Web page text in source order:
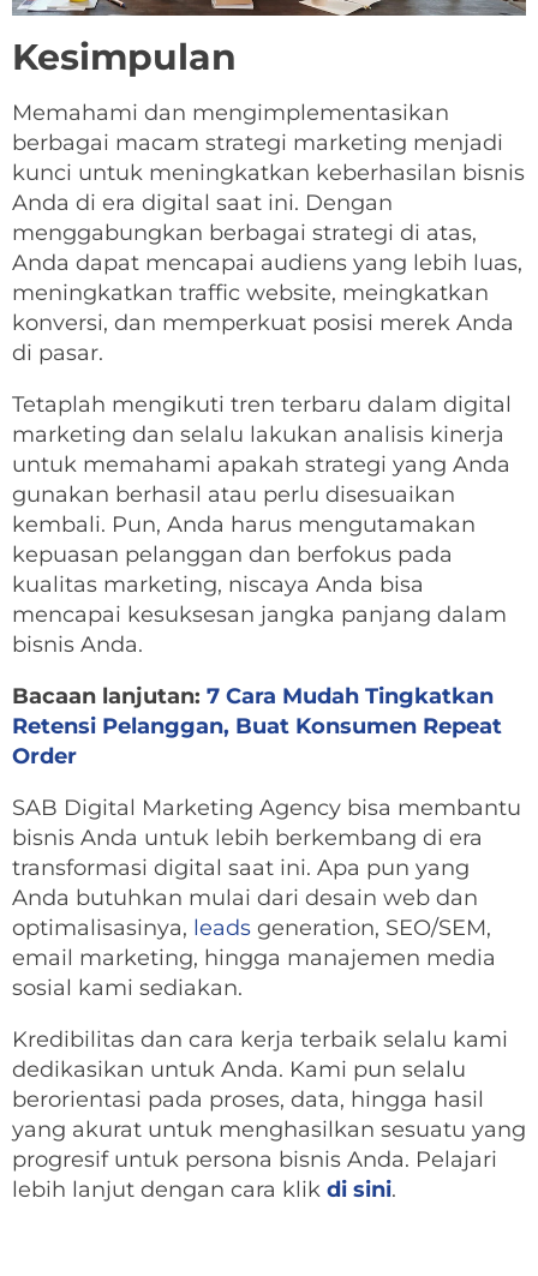
Kesimpulan
Memahami dan mengimplementasikan
berbagai macam strategi marketing menjadi
kunci untuk meningkatkan keberhasilan bisnis
Anda di era digital saat ini. Dengan
menggabungkan berbagai strategi di atas,
Anda dapat mencapai audiens yang lebih luas,
meningkatkan traffic website, meingkatkan
konversi, dan memperkuat posisi merek Anda
di pasar.
Tetaplah mengikuti tren terbaru dalam digital
marketing dan selalu lakukan analisis kinerja
untuk memahami apakah strategi yang Anda
gunakan berhasil atau perlu disesuaikan
kembali. Pun, Anda harus mengutamakan
kepuasan pelanggan dan berfokus pada
kualitas marketing, niscaya Anda bisa
mencapai kesuksesan jangka panjang dalam
bisnis Anda.
Bacaan lanjutan: 7 Cara Mudah Tingkatkan
Retensi Pelanggan, Buat Konsumen Repeat
Order
SAB Digital Marketing Agency bisa membantu
bisnis Anda untuk lebih berkembang di era
transformasi digital saat ini. Apa pun yang
Anda butuhkan mulai dari desain web dan
optimalisasinya, leads generation, SEO/SEM,
email marketing, hingga manajemen media
sosial kami sediakan.
Kredibilitas dan cara kerja terbaik selalu kami
dedikasikan untuk Anda. Kami pun selalu
berorientasi pada proses, data, hingga hasil
yang akurat untuk menghasilkan sesuatu yang
progresif untuk persona bisnis Anda. Pelajari
lebih lanjut dengan cara klik di sini.